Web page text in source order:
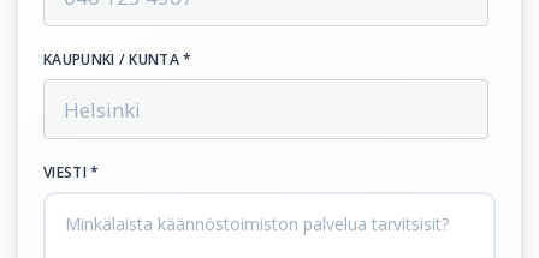
KAUPUNKI / KUNTA *
VIESTI *